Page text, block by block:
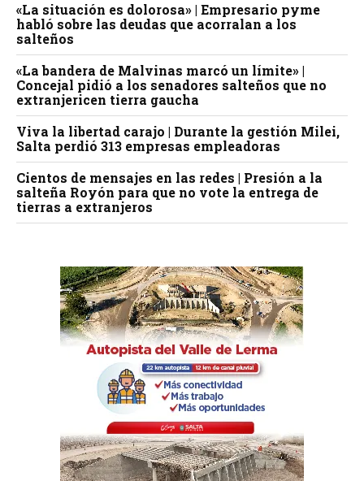
«La situación es dolorosa» | Empresario pyme
habló sobre las deudas que acorralan a los
salteños
«La bandera de Malvinas marcó un límite» |
Concejal pidió a los senadores salteños que no
extranjericen tierra gaucha
Viva la libertad carajo | Durante la gestión Milei,
Salta perdió 313 empresas empleadoras
Cientos de mensajes en las redes | Presión a la
salteña Royón para que no vote la entrega de
tierras a extranjeros